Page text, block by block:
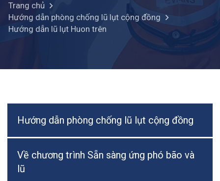
Trang chủ
Hướng dẫn phòng chống lũ lụt cộng đồng
Hướng dẫn lũ lụt Huon trên
Hướng dẫn phòng chống lũ lụt cộng đồng
Về chương trình Sẵn sàng ứng phó bão và
lũ